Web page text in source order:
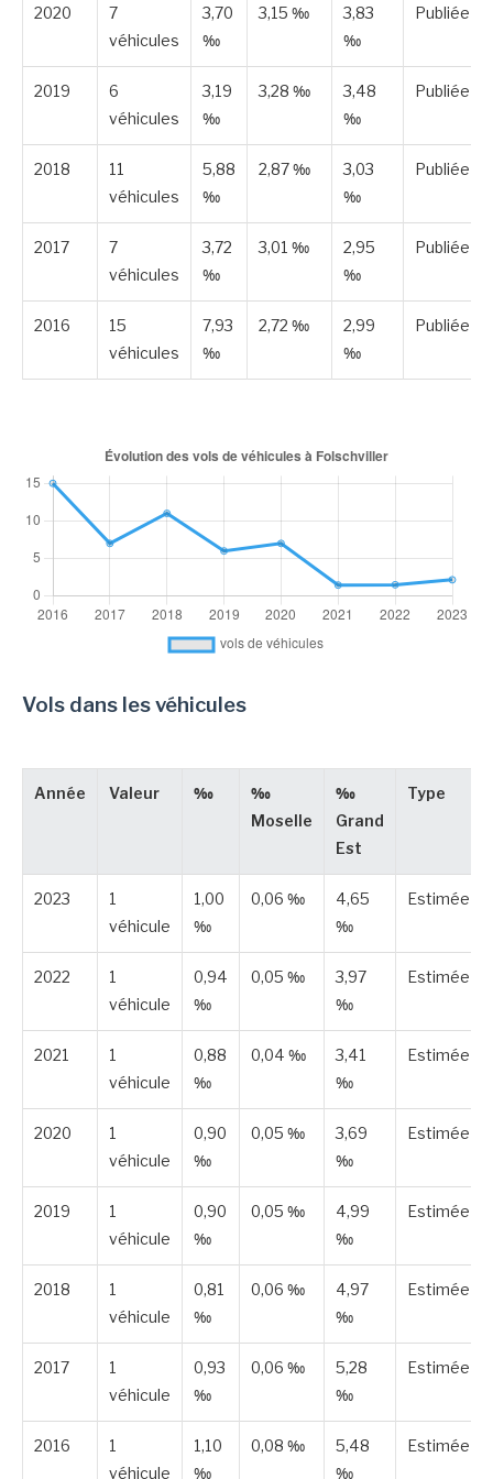
2020
7
véhicules
3,70
‰
3,15 ‰
3,83
‰
Publiée
2019
6
véhicules
3,19
‰
3,28 ‰
3,48
‰
Publiée
2018
11
véhicules
5,88
‰
2,87 ‰
3,03
‰
Publiée
2017
7
véhicules
3,72
‰
3,01 ‰
2,95
‰
Publiée
2016
15
véhicules
7,93
‰
2,72 ‰
2,99
‰
Publiée
Vols dans les véhicules
Année Valeur ‰
‰
Moselle
‰
Grand
Est
Type
2023
1
véhicule
1,00
‰
0,06 ‰
4,65
‰
Estimée
2022
1
véhicule
0,94
‰
0,05 ‰
3,97
‰
Estimée
2021
1
véhicule
0,88
‰
0,04 ‰
3,41
‰
Estimée
2020
1
véhicule
0,90
‰
0,05 ‰
3,69
‰
Estimée
2019
1
véhicule
0,90
‰
0,05 ‰
4,99
‰
Estimée
2018
1
véhicule
0,81
‰
0,06 ‰
4,97
‰
Estimée
2017
1
véhicule
0,93
‰
0,06 ‰
5,28
‰
Estimée
2016
1
véhicule
1,10
‰
0,08 ‰
5,48
‰
Estimée